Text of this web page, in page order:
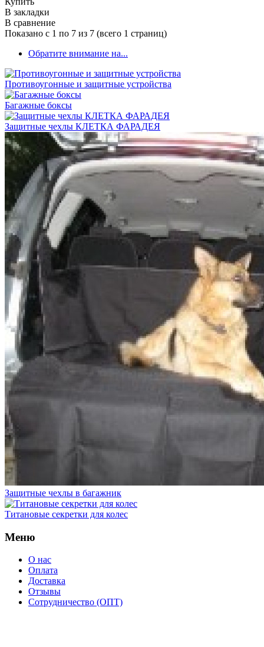
В закладки
В сравнение
Показано с 1 по 7 из 7 (всего 1 страниц)
Обратите внимание на...
Противоугонные и защитные устройства
Багажные боксы
Защитные чехлы КЛЕТКА ФАРАДЕЯ
Защитные чехлы в багажник
Титановые секретки для колес
Меню
О нас
Оплата
Доставка
Отзывы
Сотрудничество (ОПТ)